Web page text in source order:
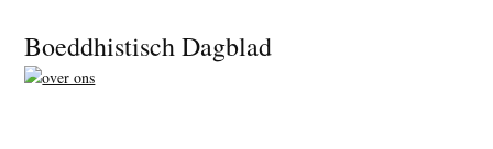
Footer
Boeddhistisch Dagblad